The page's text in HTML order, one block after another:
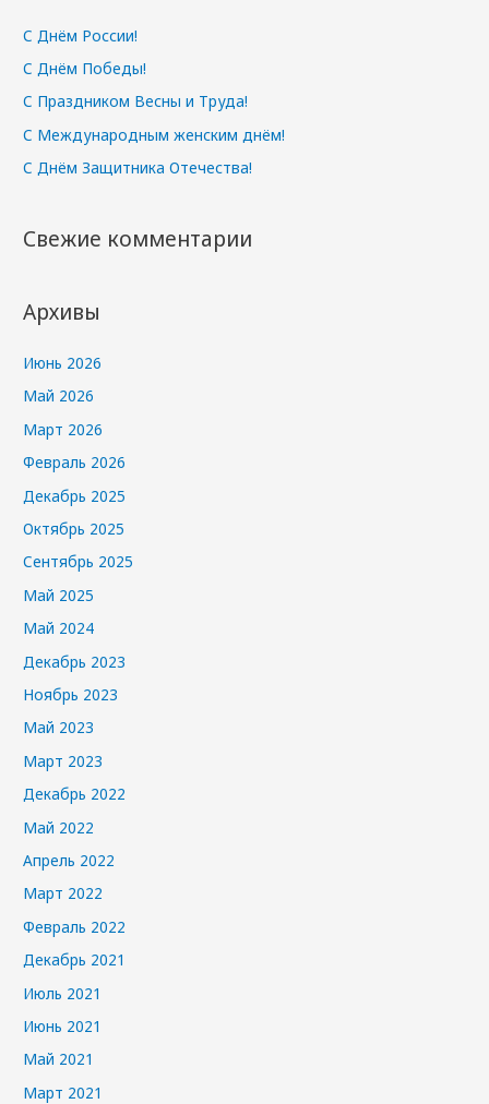
:С Днём России!
С Днём Победы!
С Праздником Весны и Труда!
С Международным женским днём!
С Днём Защитника Отечества!
Свежие комментарии
Архивы
Июнь 2026
Май 2026
Март 2026
Февраль 2026
Декабрь 2025
Октябрь 2025
Сентябрь 2025
Май 2025
Май 2024
Декабрь 2023
Ноябрь 2023
Май 2023
Март 2023
Декабрь 2022
Май 2022
Апрель 2022
Март 2022
Февраль 2022
Декабрь 2021
Июль 2021
Июнь 2021
Май 2021
Март 2021